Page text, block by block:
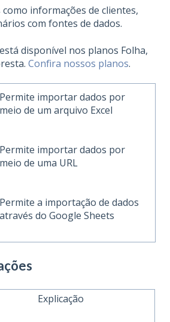
informações de clientes,
com fontes de dados.
disponível nos planos Folha,
Confira nossos planos.
Permite importar dados por
meio de um arquivo Excel
Permite importar dados por
meio de uma URL
Permite a importação de dados
através do Google Sheets
Explicação